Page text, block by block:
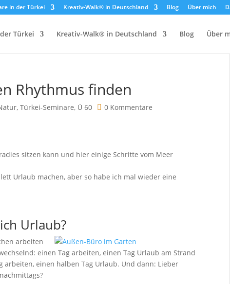
in der Türkei Kreativ-Walk® in Deutschland Blog Über mich
Türkei Kreativ-Walk® in Deutschland Blog Über
Rhythmus finden
,Türkei-Seminare, Ü 60 0 Kommentare
sitzen kann und hier einige Schritte vom Meer
Urlaub machen, aber so habe ich mal wieder eine
Urlaub?
arbeiten
einen Tag arbeiten, einen Tag Urlaub am Strand
einen halben Tag Urlaub. Und dann: Lieber